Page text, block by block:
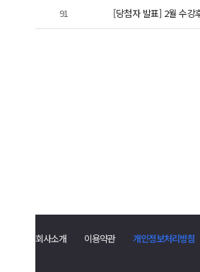
91 [당첨자 발표] 2월 수강
회사소개 이용약관 개인정보처리방침